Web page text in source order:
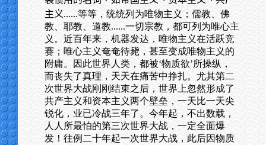
主义......等等，统统列为唯物主义；儒教、佛
教、耶教、道教......一切宗教，都可列为唯心主
义。近百年来，机器发达，唯物主义在活跃竞
赛；唯心主义奄奄待毙，甚至变成唯物主义的
附庸。因此世界人类，都被‘物质欲’所操纵，
而丧失了真理，天天在痛苦中挣扎。尤其第二
次世界大战刚刚结束之后，世界上忽然形成了
共产主义和资本主义两个壁垒，一天比一天尖
锐化，业已冷战三年了。今年起，不出数载，
人人所最怕的第三次世界大战，一定全面爆
发！往例二十年起一次世界大战，此后因物质